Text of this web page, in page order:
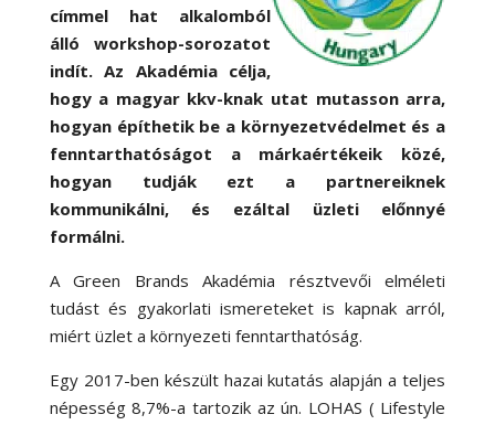
címmel hat alkalomból
álló workshop-sorozatot
indít. Az Akadémia célja,
hogy a magyar kkv-knak utat mutasson arra,
hogyan építhetik be a környezetvédelmet és a
fenntarthatóságot a márkaértékeik közé,
hogyan tudják ezt a partnereiknek
kommunikálni, és ezáltal üzleti előnnyé
formálni.
A Green Brands Akadémia résztvevői elméleti
tudást és gyakorlati ismereteket is kapnak arról,
miért üzlet a környezeti fenntarthatóság.
Egy 2017-ben készült hazai kutatás alapján a teljes
népesség 8,7%-a tartozik az ún. LOHAS ( Lifestyle